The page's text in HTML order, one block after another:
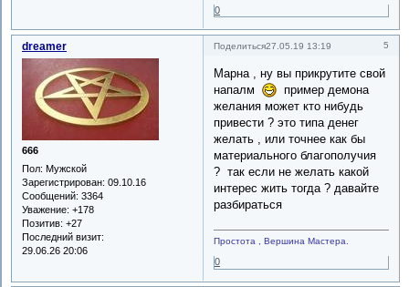
0
Поделиться 5
27.05.19 13:19
dreamer
666
Пол: Мужской
Зарегистрирован: 09.10.16
Сообщений: 3364
Уважение: +178
Позитив: +27
Последний визит:
29.06.26 20:06
Марна , ну вы прикрутите свой
напалм
пример демона
желания может кто нибудь
привести ? это типа денег
желать , или точнее как бы
материального благополучия
? так если не желать какой
интерес жить тогда ? давайте
разбираться
Простота , Вершина Мастера.
0